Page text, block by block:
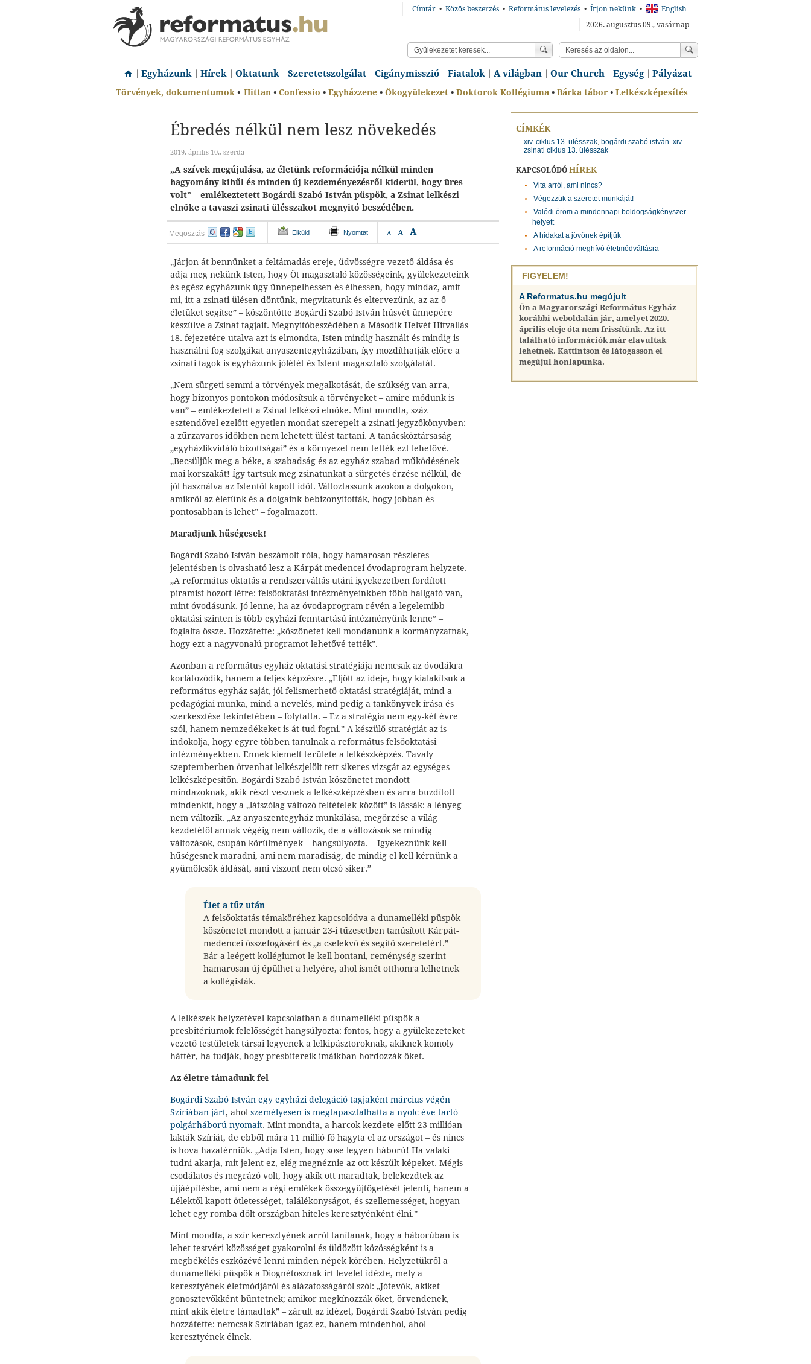
Címtár • Közös beszerzés • Református levelezés • Írjon nekünk •
English
2026. augusztus 09., vasárnap
Egyházunk Hírek Oktatunk Szeretetszolgálat Cigánymisszió Fiatalok A világban Our Church Egység Pályázat
Törvények, dokumentumok • Hittan • Confessio • Egyházzene • Ökogyülekezet • Doktorok Kollégiuma • Bárka tábor • Lelkészképesítés
Ébredés nélkül nem lesz növekedés
2019. április 10., szerda
„A szívek megújulása, az életünk reformációja nélkül minden
hagyomány kihűl és minden új kezdeményezésről kiderül, hogy üres
volt” – emlékeztetett Bogárdi Szabó István püspök, a Zsinat lelkészi
elnöke a tavaszi zsinati ülésszakot megnyitó beszédében.
Megosztás Elküld Nyomtat A A A
„Járjon át bennünket a feltámadás ereje, üdvösségre vezető áldása és
adja meg nekünk Isten, hogy Őt magasztaló közösségeink, gyülekezeteink
és egész egyházunk úgy ünnepelhessen és élhessen, hogy mindaz, amit
mi, itt a zsinati ülésen döntünk, megvitatunk és eltervezünk, az az ő
életüket segítse” – köszöntötte Bogárdi Szabó István húsvét ünnepére
készülve a Zsinat tagjait. Megnyitóbeszédében a Második Helvét Hitvallás
18. fejezetére utalva azt is elmondta, Isten mindig használt és mindig is
használni fog szolgákat anyaszentegyházában, így mozdíthatják előre a
zsinati tagok is egyházunk jólétét és Istent magasztaló szolgálatát.
„Nem sürgeti semmi a törvények megalkotását, de szükség van arra,
hogy bizonyos pontokon módosítsuk a törvényeket – amire módunk is
van” – emlékeztetett a Zsinat lelkészi elnöke. Mint mondta, száz
esztendővel ezelőtt egyetlen mondat szerepelt a zsinati jegyzőkönyvben:
a zűrzavaros időkben nem lehetett ülést tartani. A tanácsköztársaság
„egyházlikvidáló bizottságai” és a környezet nem tették ezt lehetővé.
„Becsüljük meg a béke, a szabadság és az egyház szabad működésének
mai korszakát! Így tartsuk meg zsinatunkat a sürgetés érzése nélkül, de
jól használva az Istentől kapott időt. Változtassunk azokon a dolgokon,
amikről az életünk és a dolgaink bebizonyították, hogy jobban és
pontosabban is lehet” – fogalmazott.
Maradjunk hűségesek!
Bogárdi Szabó István beszámolt róla, hogy hamarosan részletes
jelentésben is olvasható lesz a Kárpát-medencei óvodaprogram helyzete.
„A református oktatás a rendszerváltás utáni igyekezetben fordított
piramist hozott létre: felsőoktatási intézményeinkben több hallgató van,
mint óvodásunk. Jó lenne, ha az óvodaprogram révén a legelemibb
oktatási szinten is több egyházi fenntartású intézményünk lenne” –
foglalta össze. Hozzátette: „köszönetet kell mondanunk a kormányzatnak,
hogy ezt a nagyvonalú programot lehetővé tették”.
Azonban a református egyház oktatási stratégiája nemcsak az óvodákra
korlátozódik, hanem a teljes képzésre. „Eljött az ideje, hogy kialakítsuk a
református egyház saját, jól felismerhető oktatási stratégiáját, mind a
pedagógiai munka, mind a nevelés, mind pedig a tankönyvek írása és
szerkesztése tekintetében – folytatta. – Ez a stratégia nem egy-két évre
szól, hanem nemzedékeket is át tud fogni.” A készülő stratégiát az is
indokolja, hogy egyre többen tanulnak a református felsőoktatási
intézményekben. Ennek kiemelt területe a lelkészképzés. Tavaly
szeptemberben ötvenhat lelkészjelölt tett sikeres vizsgát az egységes
lelkészképesítőn. Bogárdi Szabó István köszönetet mondott
mindazoknak, akik részt vesznek a lelkészképzésben és arra buzdított
mindenkit, hogy a „látszólag változó feltételek között” is lássák: a lényeg
nem változik. „Az anyaszentegyház munkálása, megőrzése a világ
kezdetétől annak végéig nem változik, de a változások se mindig
változások, csupán körülmények – hangsúlyozta. – Igyekeznünk kell
hűségesnek maradni, ami nem maradiság, de mindig el kell kérnünk a
gyümölcsök áldását, ami viszont nem olcsó siker.”
Élet a tűz után
A felsőoktatás témaköréhez kapcsolódva a dunamelléki püspök
köszönetet mondott a január 23-i tűzesetben tanúsított Kárpát-
medencei összefogásért és „a cselekvő és segítő szeretetért.”
Bár a leégett kollégiumot le kell bontani, reménység szerint
hamarosan új épülhet a helyére, ahol ismét otthonra lelhetnek
a kollégisták.
A lelkészek helyzetével kapcsolatban a dunamelléki püspök a
presbitériumok felelősségét hangsúlyozta: fontos, hogy a gyülekezeteket
vezető testületek társai legyenek a lelkipásztoroknak, akiknek komoly
háttér, ha tudják, hogy presbitereik imáikban hordozzák őket.
Az életre támadunk fel
Bogárdi Szabó István egy egyházi delegáció tagjaként március végén
Szíriában járt, ahol személyesen is megtapasztalhatta a nyolc éve tartó
polgárháború nyomait. Mint mondta, a harcok kezdete előtt 23 millióan
lakták Szíriát, de ebből mára 11 millió fő hagyta el az országot – és nincs
is hova hazatérniük. „Adja Isten, hogy sose legyen háború! Ha valaki
tudni akarja, mit jelent ez, elég megnéznie az ott készült képeket. Mégis
csodálatos és megrázó volt, hogy akik ott maradtak, belekezdtek az
újjáépítésbe, ami nem a régi emlékek összegyűjtögetését jelenti, hanem a
Lélektől kapott ötletességet, találékonyságot, és szellemességet, hogyan
lehet egy romba dőlt országban hiteles keresztyénként élni.”
Mint mondta, a szír keresztyének arról tanítanak, hogy a háborúban is
lehet testvéri közösséget gyakorolni és üldözött közösségként is a
megbékélés eszközévé lenni minden népek körében. Helyzetükről a
dunamelléki püspök a Diognétosznak írt levelet idézte, mely a
keresztyének életmódjáról és alázatosságáról szól: „Jótevők, akiket
gonosztevőkként büntetnek; amikor megkínozzák őket, örvendenek,
mint akik életre támadtak” – zárult az idézet, Bogárdi Szabó István pedig
hozzátette: nemcsak Szíriában igaz ez, hanem mindenhol, ahol
keresztyének élnek.
CÍMKÉK
xiv. ciklus 13. ülésszak, bogárdi szabó istván, xiv.
zsinati ciklus 13. ülésszak
KAPCSOLÓDÓ HÍREK
Vita arról, ami nincs?
Végezzük a szeretet munkáját!
Valódi öröm a mindennapi boldogságkényszer
helyett
A hidakat a jövőnek építjük
A reformáció meghívó életmódváltásra
FIGYELEM!
A Reformatus.hu megújult
Ön a Magyarországi Református Egyház
korábbi weboldalán jár, amelyet 2020.
április eleje óta nem frissítünk. Az itt
található információk már elavultak
lehetnek. Kattintson és látogasson el
megújul honlapunka.